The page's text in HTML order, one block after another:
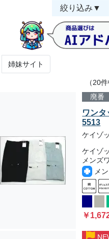
絞り込み
姉妹サイト
（20
廃番
ワン
5513
ケイゾ
ケイゾ
メンズ
メ
￥